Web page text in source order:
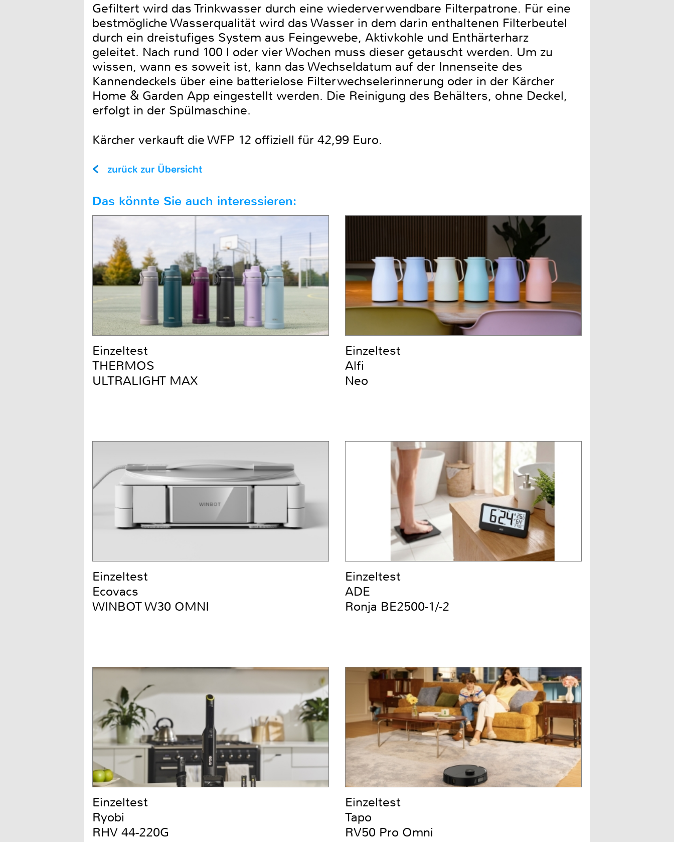
Gefiltert wird das Trinkwasser durch eine wiederverwendbare Filterpatrone. Für eine
bestmögliche Wasserqualität wird das Wasser in dem darin enthaltenen Filterbeutel
durch ein dreistufiges System aus Feingewebe, Aktivkohle und Enthärterharz
geleitet. Nach rund 100 l oder vier Wochen muss dieser getauscht werden. Um zu
wissen, wann es soweit ist, kann das Wechseldatum auf der Innenseite des
Kannendeckels über eine batterielose Filterwechselerinnerung oder in der Kärcher
Home & Garden App eingestellt werden. Die Reinigung des Behälters, ohne Deckel,
erfolgt in der Spülmaschine.
Kärcher verkauft die WFP 12 offiziell für 42,99 Euro.
zurück zur Übersicht
Das könnte Sie auch interessieren:
Einzeltest
THERMOS
ULTRALIGHT MAX
Einzeltest
Alfi
Neo
Einzeltest
Ecovacs
WINBOT W30 OMNI
Einzeltest
ADE
Ronja BE2500-1/-2
Einzeltest
Ryobi
RHV 44-220G
Einzeltest
Tapo
RV50 Pro Omni